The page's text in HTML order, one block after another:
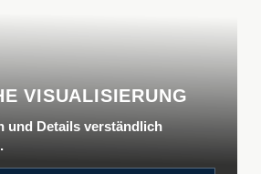
VISUALISIERUNG
und Details verständlich